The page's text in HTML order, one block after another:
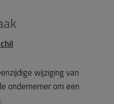
wijziging van
ondernemer om een